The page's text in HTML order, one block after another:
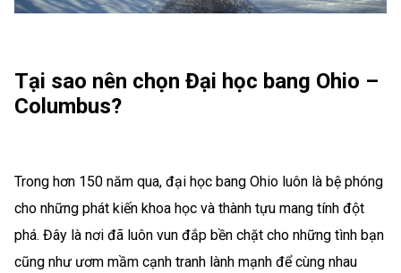
Tại sao nên chọn Đại học bang Ohio –
Columbus?
Trong hơn 150 năm qua, đại học bang Ohio luôn là bệ phóng
cho những phát kiến khoa học và thành tựu mang tính đột
phá. Đây là nơi đã luôn vun đắp bền chặt cho những tình bạn
cũng như ươm mầm cạnh tranh lành mạnh để cùng nhau